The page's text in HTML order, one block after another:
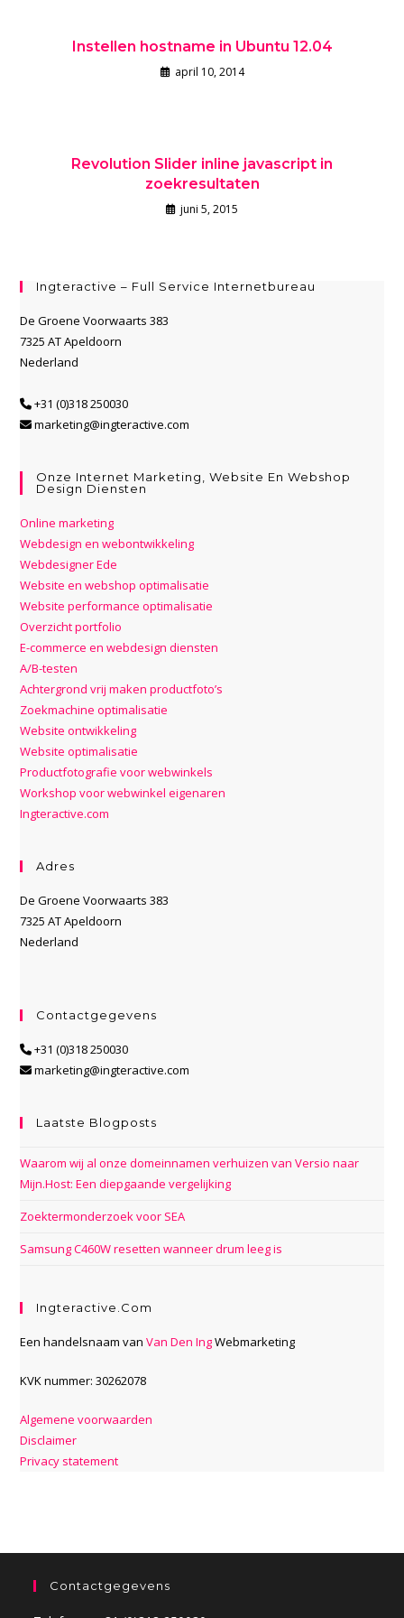
Instellen hostname in Ubuntu 12.04
april 10, 2014
Revolution Slider inline javascript in
zoekresultaten
juni 5, 2015
Ingteractive – Full Service Internetbureau
De Groene Voorwaarts 383
7325 AT Apeldoorn
Nederland
+31 (0)318 250030
marketing@ingteractive.com
Onze Internet Marketing, Website En Webshop
Design Diensten
Online marketing
Webdesign en webontwikkeling
Webdesigner Ede
Website en webshop optimalisatie
Website performance optimalisatie
Overzicht portfolio
E-commerce en webdesign diensten
A/B-testen
Achtergrond vrij maken productfoto’s
Zoekmachine optimalisatie
Website ontwikkeling
Website optimalisatie
Productfotografie voor webwinkels
Workshop voor webwinkel eigenaren
Ingteractive.com
Adres
De Groene Voorwaarts 383
7325 AT Apeldoorn
Nederland
Contactgegevens
+31 (0)318 250030
marketing@ingteractive.com
Laatste Blogposts
Waarom wij al onze domeinnamen verhuizen van Versio naar
Mijn.Host: Een diepgaande vergelijking
Zoektermonderzoek voor SEA
Samsung C460W resetten wanneer drum leeg is
Ingteractive.com
Een handelsnaam vanVan Den IngWebmarketing
KVK nummer: 30262078
Algemene voorwaarden
Disclaimer
Privacy statement
Contactgegevens